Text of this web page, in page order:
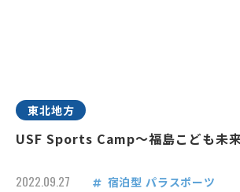
東北地方
USF Sports Camp～福島こども未
2022.09.27 宿泊型 パラスポーツ